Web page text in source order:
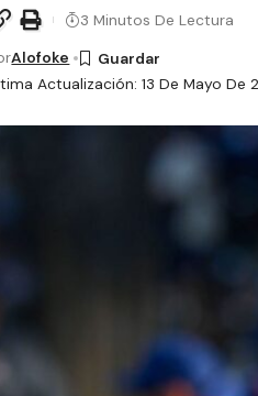
Actualización: 13 De Mayo De
Alofoke
3 Minutos De Lectura